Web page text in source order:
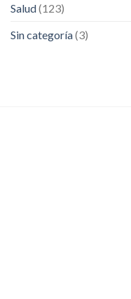
Salud(123)
Sin categoría(3)